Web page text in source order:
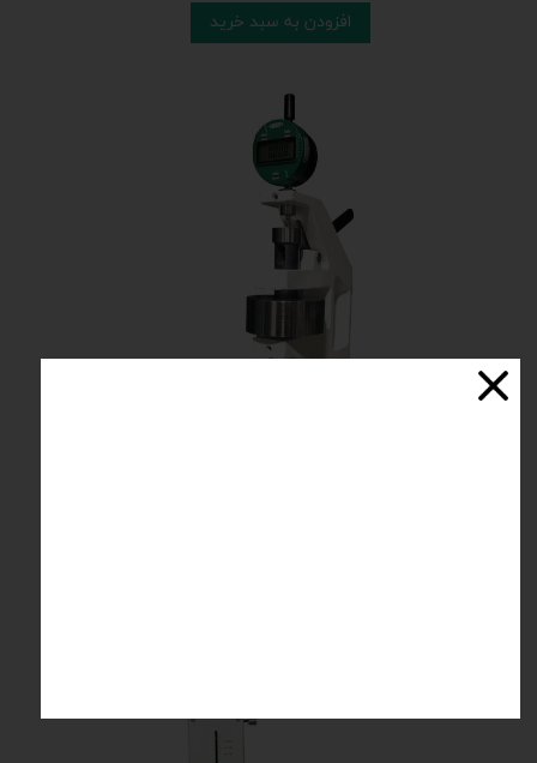
افزودن به سبد خرید